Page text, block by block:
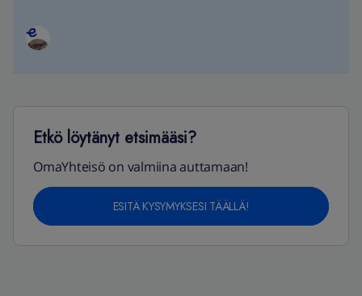
Etkö löytänyt etsimääsi?
OmaYhteisö on valmiina auttamaan!
ESITÄ KYSYMYKSESI TÄÄLLÄ!